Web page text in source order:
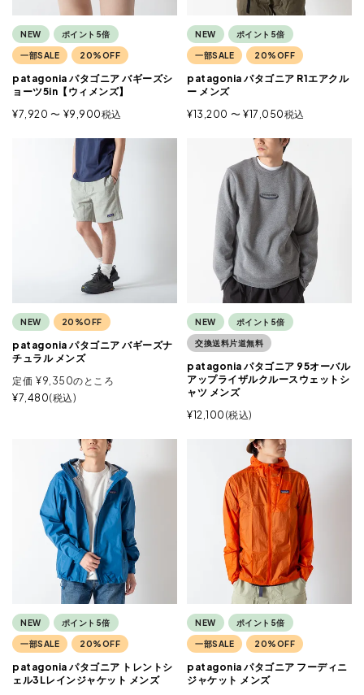
NEW ポイント5倍
一部SALE 20%OFF
patagonia パタゴニア バギーズシ
ョーツ5in【ウィメンズ】
¥7,920 〜 ¥9,900税込
NEW ポイント5倍
一部SALE 20%OFF
patagonia パタゴニア R1エアクル
ー メンズ
¥13,200 〜 ¥17,050税込
NEW 20%OFF
patagonia パタゴニア バギーズナ
チュラル メンズ
定価 ¥9,350のところ
¥7,480 税込
NEW ポイント5倍
交換送料片道無料
patagonia パタゴニア 95オーバル
アップライザルクルースウェットシ
ャツ メンズ
¥12,100 税込
NEW ポイント5倍
一部SALE 20%OFF
patagonia パタゴニア トレントシ
ェル3Lレインジャケット メンズ
NEW ポイント5倍
一部SALE 20%OFF
patagonia パタゴニア フーディニ
ジャケット メンズ